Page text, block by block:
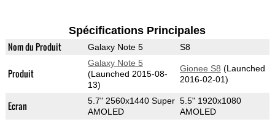
Spécifications Principales
Nom du Produit Galaxy Note 5 S8
Produit
Galaxy Note 5
(Launched 2015-08-
13)
Gionee S8 (Launched
2016-02-01)
Ecran
5.7" 2560x1440 Super
AMOLED
5.5" 1920x1080
AMOLED